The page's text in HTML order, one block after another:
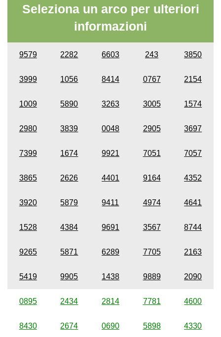
Seleziona un arco per ulteriori
informazioni
9579 2282 6603 243 3850
3999 1056 8414 0767 2154
1009 5890 3263 3005 1574
2980 3839 0048 2905 3697
7399 1674 9921 7051 7057
3865 2626 4401 9164 4352
3920 5879 9411 4974 4641
1528 4384 9691 3567 8744
9265 5871 6289 7705 2163
5419 9905 1438 9889 2090
0895 2434 2814 7781 4600
8430 2674 0690 5898 4330